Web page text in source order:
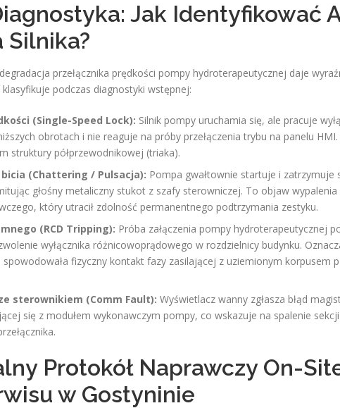
Jak Identyfikować
Silnika?
przełącznika prędkości pompy hydroterapeutycznej daje
podczas diagnostyki wstępnej:
(Single-Speed Lock): Silnik pompy uruchamia się, ale pracuje
obrotach i nie reaguje na próby przełączenia trybu na panelu
struktury półprzewodnikowej (triaka).
(Chattering / Pulsacja): Pompa gwałtownie startuje i zatrzymuje
głośny metaliczny stukot z szafy sterowniczej. To objaw
który utracił zdolność permanentnego podtrzymania zestyku.
(RCD Tripping): Próba załączenia pompy hydroterapeutycznej
wyłącznika różnicowoprądowego w rozdzielnicy budynku.
spowodowała fizyczny kontakt fazy zasilającej z uziemionym korpusem
sterownikiem (Comm Fault): Wyświetlacz wanny zgłasza błąd
się z modułem wykonawczym pompy, co wskazuje na spalenie
Protokół Naprawczy On-
w Gostyninie